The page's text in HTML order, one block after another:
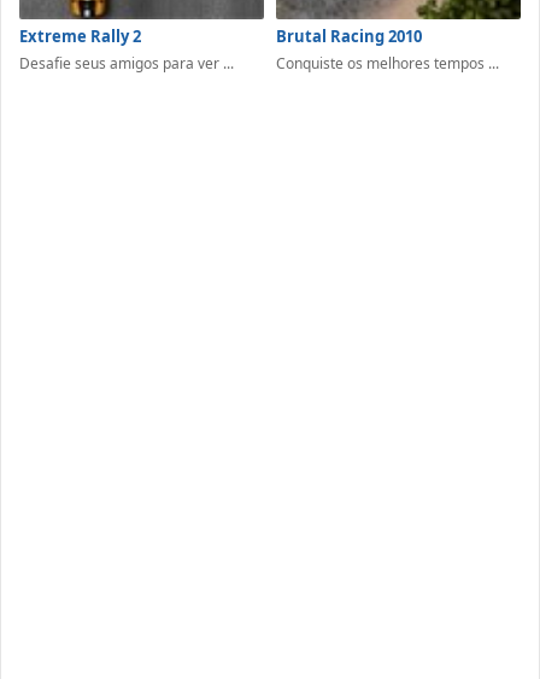
Extreme Rally 2
Desafie seus amigos para ver ...
Brutal Racing 2010
Conquiste os melhores tempos ...